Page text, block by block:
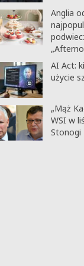
Anglia
AI Act:
użycie
„Mąż
WSI w
Stonogi